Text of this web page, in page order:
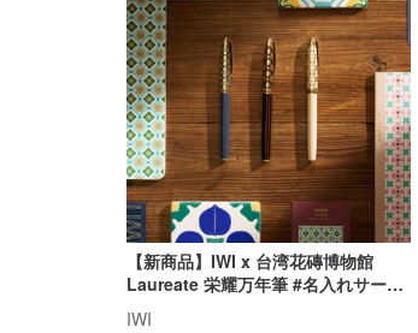
【新商品】IWI x 台湾花磚博物館
Laureate 栄耀万年筆 #名入れサービ
ス付き
IWI